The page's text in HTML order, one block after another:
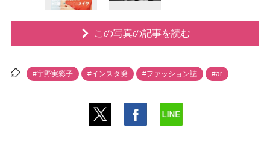
この写真の記事を読む
#宇野実彩子 #インスタ発 #ファッション誌 #ar